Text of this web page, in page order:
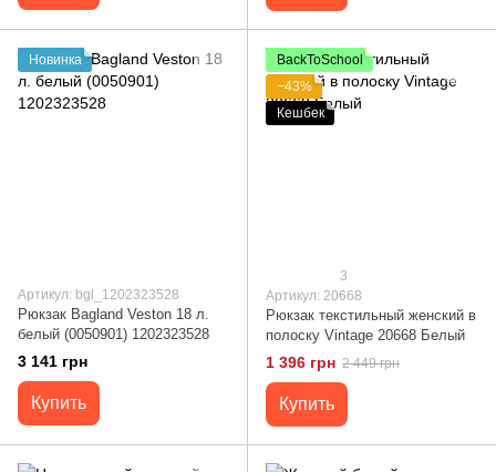
Новинка
Артикул: bgl_1202323528
Рюкзак Bagland Veston 18 л.
белый (0050901) 1202323528
3 141 грн
Купить
BackToSchool
−43%
Кешбек
3
Артикул: 20668
Рюкзак текстильный женский в
полоску Vintage 20668 Белый
1 396 грн 2 449 грн
Купить